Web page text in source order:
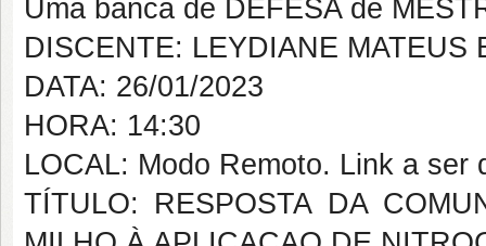
Uma banca de DEFESA de
DISCENTE: LEYDIANE MATEUS
DATA: 26/01/2023
HORA: 14:30
LOCAL: Modo Remoto. Link a ser
TÍTULO: RESPOSTA DA